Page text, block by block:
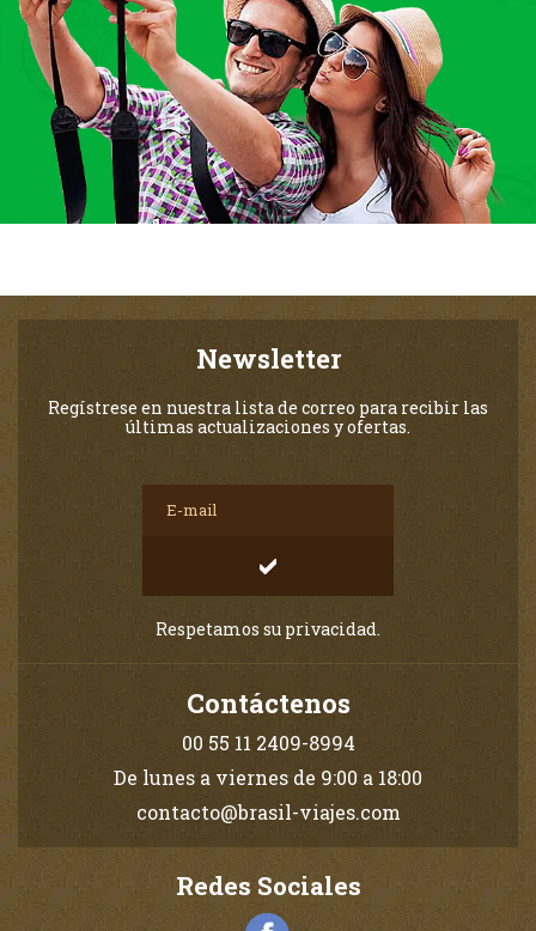
Newsletter
Regístrese en nuestra lista de correo para recibir las
últimas actualizaciones y ofertas.
Respetamos su privacidad.
Contáctenos
00 55 11 2409-8994
De lunes a viernes de 9:00 a 18:00
contacto@brasil-viajes.com
Redes Sociales